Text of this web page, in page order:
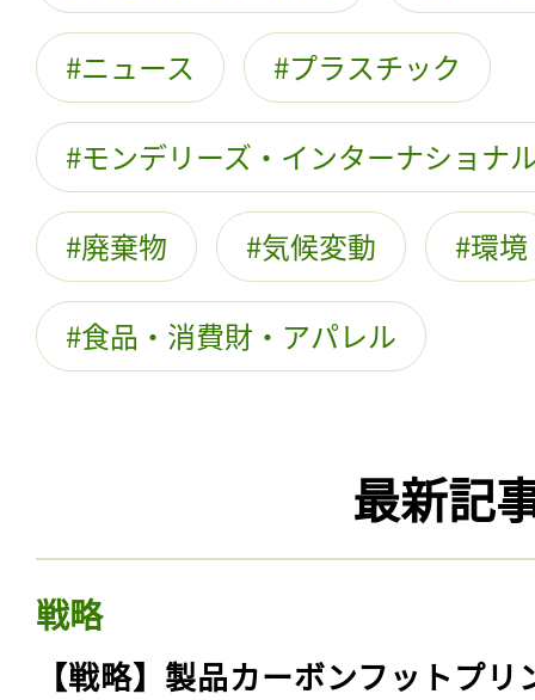
ニュース プラスチック
モンデリーズ・インターナショナ
廃棄物 気候変動 環境
食品・消費財・アパレル
最新記
戦略
【戦略】製品カーボンフットプリ